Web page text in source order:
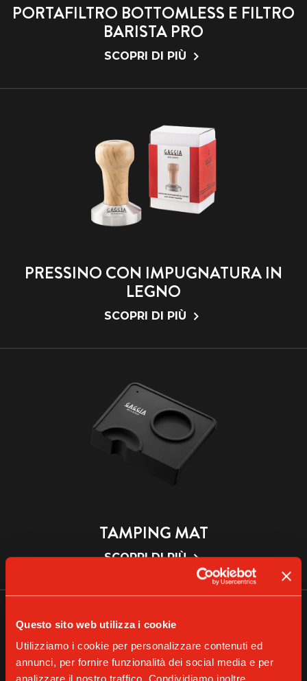
Questo sito web utilizza i cookie
Utilizziamo i cookie per personalizzare contenuti ed
annunci, per fornire funzionalità dei social media e per
PORTAFILTRO BOTTOMLESS E FILTRO
BARISTA PRO
SCOPRI DI PIÙ
PRESSINO CON IMPUGNATURA IN
LEGNO
SCOPRI DI PIÙ
TAMPING MAT
SCOPRI DI PIÙ